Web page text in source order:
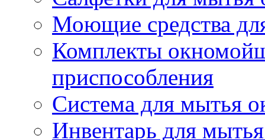
Моющие средства
Комплекты
приспособления
Система для мытья
Инвентарь для